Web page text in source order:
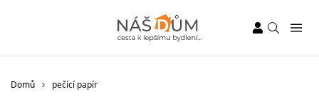
Domů pečící papír